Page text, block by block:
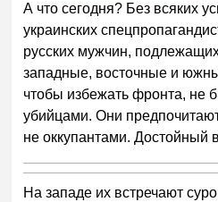
А что сегодня? Без всяких
украинских
русских мужчин,
западные, восточные и
чтобы избежать фронта, не
убийцами. Они
не оккупантами. Достойный
На западе их встречают